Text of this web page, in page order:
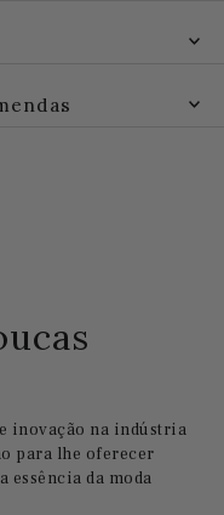
inovação na indústria
para lhe oferecer
essência da moda